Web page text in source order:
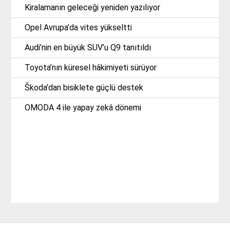
Kiralamanın geleceği yeniden yazılıyor
Opel Avrupa’da vites yükseltti
Audi’nin en büyük SUV’u Q9 tanıtıldı
Toyota’nın küresel hâkimiyeti sürüyor
Škoda’dan bisiklete güçlü destek
OMODA 4 ile yapay zekâ dönemi